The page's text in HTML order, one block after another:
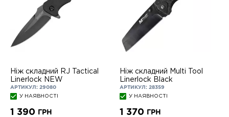
Ніж складний RJ Tactical
Linerlock NEW
АРТИКУЛ: 29080
У НАЯВНОСТІ
1 390 ГРН
Ніж складний Multi Tool
Linerlock Black
АРТИКУЛ: 28359
У НАЯВНОСТІ
1 370 ГРН